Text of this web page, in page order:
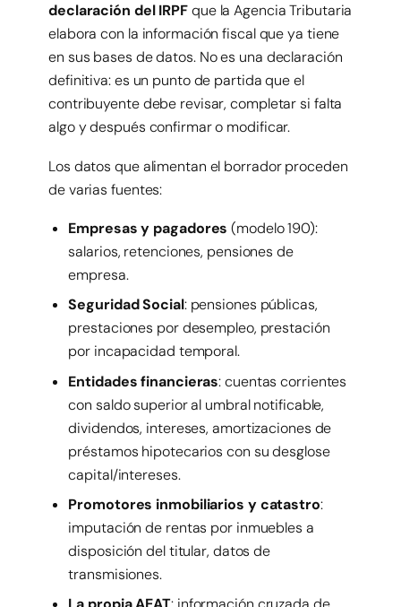
declaración del IRPFque la Agencia Tributaria
elabora con la información fiscal que ya tiene
en sus bases de datos. No es una declaración
definitiva: es un punto de partida que el
contribuyente debe revisar, completar si falta
algo y después confirmar o modificar.
Los datos que alimentan el borrador proceden
de varias fuentes:
Empresas y pagadores (modelo 190):
salarios, retenciones, pensiones de
empresa.
Seguridad Social: pensiones públicas,
prestaciones por desempleo, prestación
por incapacidad temporal.
Entidades financieras: cuentas corrientes
con saldo superior al umbral notificable,
dividendos, intereses, amortizaciones de
préstamos hipotecarios con su desglose
capital/intereses.
Promotores inmobiliarios y catastro:
imputación de rentas por inmuebles a
disposición del titular, datos de
transmisiones.